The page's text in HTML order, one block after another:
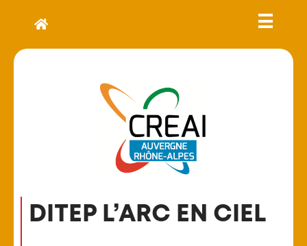
DITEP L’ARC EN CIEL